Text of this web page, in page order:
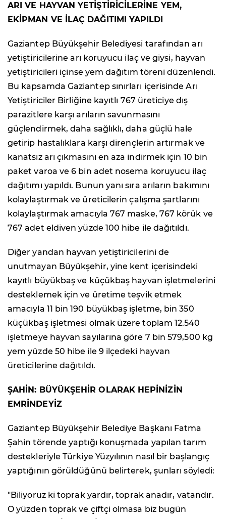
ARI VE HAYVAN YETİŞTİRİCİLERİNE YEM,
EKİPMAN VE İLAÇ DAĞITIMI YAPILDI
Gaziantep Büyükşehir Belediyesi tarafından arı
yetiştiricilerine arı koruyucu ilaç ve giysi, hayvan
yetiştiricileri içinse yem dağıtım töreni düzenlendi.
Bu kapsamda Gaziantep sınırları içerisinde Arı
Yetiştiriciler Birliğine kayıtlı 767 üreticiye dış
parazitlere karşı arıların savunmasını
güçlendirmek, daha sağlıklı, daha güçlü hale
getirip hastalıklara karşı dirençlerin artırmak ve
kanatsız arı çıkmasını en aza indirmek için 10 bin
paket varoa ve 6 bin adet nosema koruyucu ilaç
dağıtımı yapıldı. Bunun yanı sıra arıların bakımını
kolaylaştırmak ve üreticilerin çalışma şartlarını
kolaylaştırmak amacıyla 767 maske, 767 körük ve
767 adet eldiven yüzde 100 hibe ile dağıtıldı.
Diğer yandan hayvan yetiştiricilerini de
unutmayan Büyükşehir, yine kent içerisindeki
kayıtlı büyükbaş ve küçükbaş hayvan işletmelerini
desteklemek için ve üretime teşvik etmek
amacıyla 11 bin 190 büyükbaş işletme, bin 350
küçükbaş işletmesi olmak üzere toplam 12.540
işletmeye hayvan sayılarına göre 7 bin 579,500 kg
yem yüzde 50 hibe ile 9 ilçedeki hayvan
üreticilerine dağıtıldı.
ŞAHİN: BÜYÜKŞEHİR OLARAK HEPİNİZİN
EMRİNDEYİZ
Gaziantep Büyükşehir Belediye Başkanı Fatma
Şahin törende yaptığı konuşmada yapılan tarım
destekleriyle Türkiye Yüzyılının nasıl bir başlangıç
yaptığının görüldüğünü belirterek, şunları söyledi:
"Biliyoruz ki toprak yardır, toprak anadır, vatandır.
O yüzden toprak ve çiftçi olmasa biz bugün